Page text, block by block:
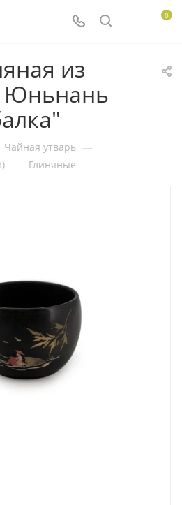
0
из
Юньнань
Чайная утварь —
— Глиняные